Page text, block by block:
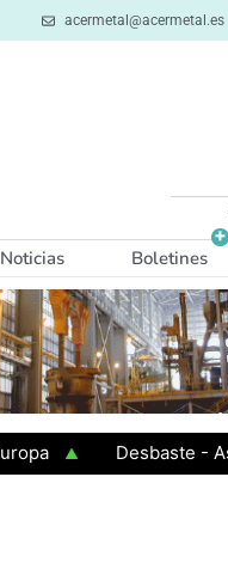
acermetal@acermetal.es
Noticias Boletines
Desbaste - Asia